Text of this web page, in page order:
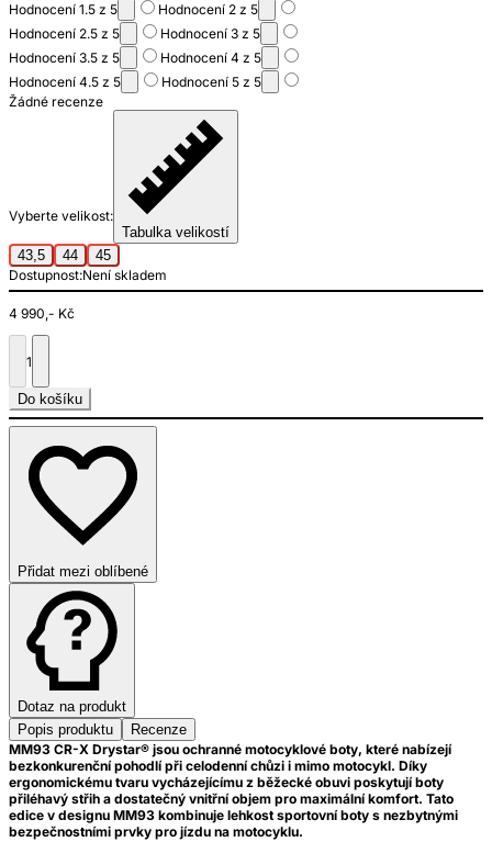
Hodnocení 1.5 z 5
Hodnocení 2 z 5
Hodnocení 2.5 z 5
Hodnocení 3 z 5
Hodnocení 3.5 z 5
Hodnocení 4 z 5
Hodnocení 4.5 z 5
Hodnocení 5 z 5
Žádné recenze
Vyberte velikost:
Tabulka velikostí
43,5
44
45
Dostupnost:Není skladem
4 990,- Kč
1
Do košíku
Přidat mezi oblíbené
Dotaz na produkt
Popis produktu
Recenze
MM93 CR-X Drystar® jsou ochranné motocyklové boty, které nabízejí
bezkonkurenční pohodlí při celodenní chůzi i mimo motocykl. Díky
ergonomickému tvaru vycházejícímu z běžecké obuvi poskytují boty
přiléhavý střih a dostatečný vnitřní objem pro maximální komfort. Tato
edice v designu MM93 kombinuje lehkost sportovní boty s nezbytnými
bezpečnostními prvky pro jízdu na motocyklu.